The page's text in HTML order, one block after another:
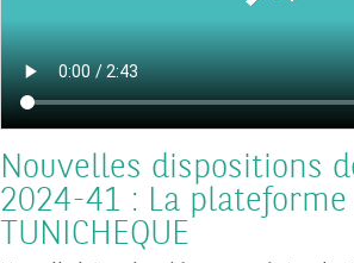
Nouvelles dispositions
2024-41 : La plateforme
TUNICHEQUE